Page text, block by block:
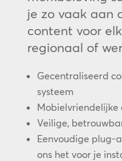
je zo vaak aan
content voor
regionaal of
Gecentraliseerd
systeem
Mobielvriendelijke
Veilige,
Eenvoudige plug-
ons het voor je